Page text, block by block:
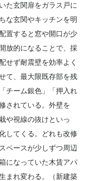
た玄関扉をガラス戸に
な玄関やキッチンを明
置すると窓や開口が少
放的になることで、採
せず耐震壁を効率よく
て、最大限既存部を残
チーム銀色」「押入れ
されている。外壁を
や視線の抜けといっ
してくる。どれも改修
ペースが少しずつ周辺
になっていた木賃アパ
まれ変わる。（新建築